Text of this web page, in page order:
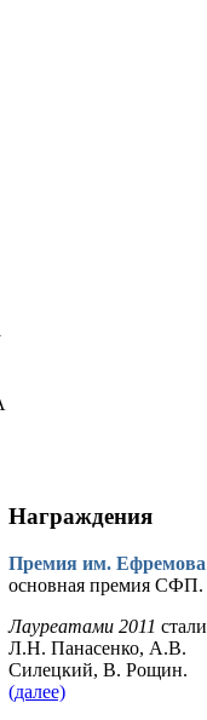
Награждения
Премия им. Ефремова
основная премия СФП.
Лауреатами 2011 стали
Л.Н. Панасенко, А.В.
Силецкий, В. Рощин.
(далее)